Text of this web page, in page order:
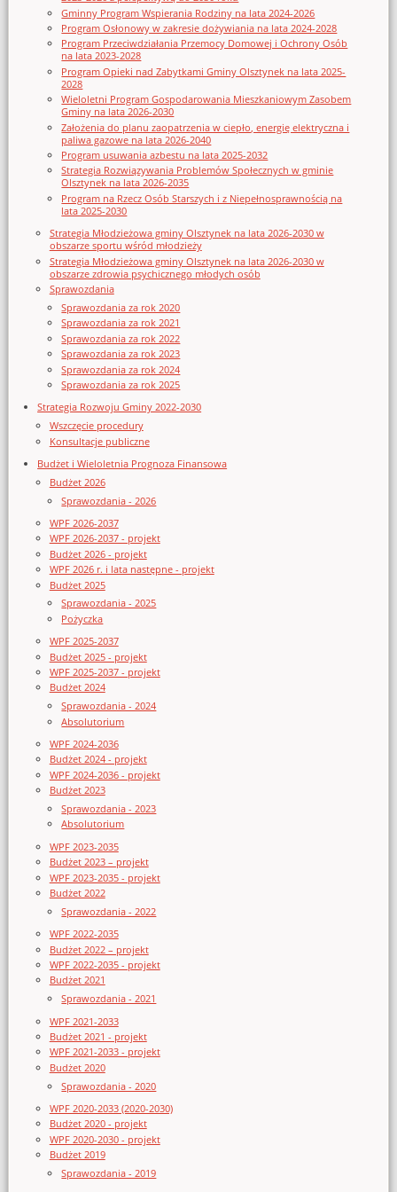
Gminny Program Wspierania Rodziny na lata 2024-2026
Program Osłonowy w zakresie dożywiania na lata 2024-2028
Program Przeciwdziałania Przemocy Domowej i Ochrony Osób
na lata 2023-2028
Program Opieki nad Zabytkami Gminy Olsztynek na lata 2025-
2028
Wieloletni Program Gospodarowania Mieszkaniowym Zasobem
Gminy na lata 2026-2030
Założenia do planu zaopatrzenia w ciepło, energię elektryczna i
paliwa gazowe na lata 2026-2040
Program usuwania azbestu na lata 2025-2032
Strategia Rozwiązywania Problemów Społecznych w gminie
Olsztynek na lata 2026-2035
Program na Rzecz Osób Starszych i z Niepełnosprawnością na
lata 2025-2030
Strategia Młodzieżowa gminy Olsztynek na lata 2026-2030 w
obszarze sportu wśród młodzieży
Strategia Młodzieżowa gminy Olsztynek na lata 2026-2030 w
obszarze zdrowia psychicznego młodych osób
Sprawozdania
Sprawozdania za rok 2020
Sprawozdania za rok 2021
Sprawozdania za rok 2022
Sprawozdania za rok 2023
Sprawozdania za rok 2024
Sprawozdania za rok 2025
Strategia Rozwoju Gminy 2022-2030
Wszczęcie procedury
Konsultacje publiczne
Budżet i Wieloletnia Prognoza Finansowa
Budżet 2026
Sprawozdania - 2026
WPF 2026-2037
WPF 2026-2037 - projekt
Budżet 2026 - projekt
WPF 2026 r. i lata następne - projekt
Budżet 2025
Sprawozdania - 2025
Pożyczka
WPF 2025-2037
Budżet 2025 - projekt
WPF 2025-2037 - projekt
Budżet 2024
Sprawozdania - 2024
Absolutorium
WPF 2024-2036
Budżet 2024 - projekt
WPF 2024-2036 - projekt
Budżet 2023
Sprawozdania - 2023
Absolutorium
WPF 2023-2035
Budżet 2023 – projekt
WPF 2023-2035 - projekt
Budżet 2022
Sprawozdania - 2022
WPF 2022-2035
Budżet 2022 – projekt
WPF 2022-2035 - projekt
Budżet 2021
Sprawozdania - 2021
WPF 2021-2033
Budżet 2021 - projekt
WPF 2021-2033 - projekt
Budżet 2020
Sprawozdania - 2020
WPF 2020-2033 (2020-2030)
Budżet 2020 - projekt
WPF 2020-2030 - projekt
Budżet 2019
Sprawozdania - 2019